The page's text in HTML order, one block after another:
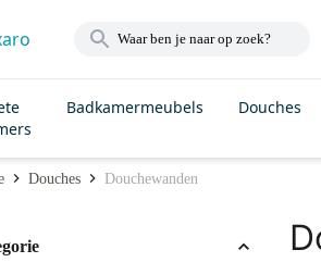
Badkamermeubels Douches
Douches Douchewanden